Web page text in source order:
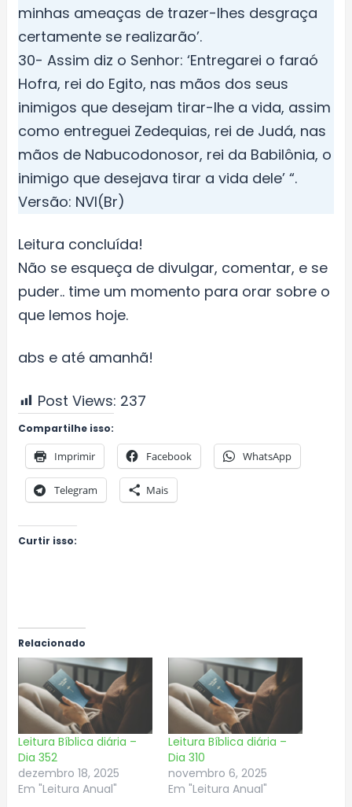
minhas ameaças de trazer-lhes desgraça
certamente se realizarão’.
30- Assim diz o Senhor: ‘Entregarei o faraó
Hofra, rei do Egito, nas mãos dos seus
inimigos que desejam tirar-lhe a vida, assim
como entreguei Zedequias, rei de Judá, nas
mãos de Nabucodonosor, rei da Babilônia, o
inimigo que desejava tirar a vida dele’ “.
Versão: NVI(Br)
Leitura concluída!
Não se esqueça de divulgar, comentar, e se
puder.. time um momento para orar sobre o
que lemos hoje.
abs e até amanhã!
Post Views: 237
Compartilhe isso:
Imprimir Facebook WhatsApp
Telegram Mais
Curtir isso:
Relacionado
Leitura Bíblica diária –
Dia 352
dezembro 18, 2025
Em "Leitura Anual"
Leitura Bíblica diária –
Dia 310
novembro 6, 2025
Em "Leitura Anual"